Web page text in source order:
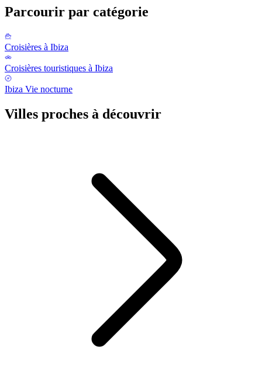
Parcourir par catégorie
Croisières à Ibiza
Croisières touristiques à Ibiza
Ibiza Vie nocturne
Villes proches à découvrir